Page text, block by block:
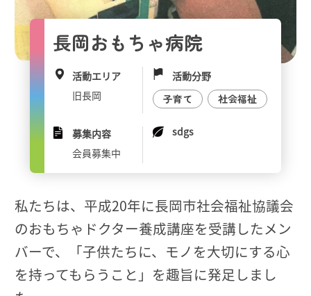
長岡おもちゃ病院
活動エリア
旧長岡
活動分野
子育て
社会福祉
募集内容
会員募集中
sdgs
私たちは、平成20年に長岡市社会福祉協議会
のおもちゃドクター養成講座を受講したメン
バーで、「子供たちに、モノを大切にする心
を持ってもらうこと」を趣旨に発足しまし